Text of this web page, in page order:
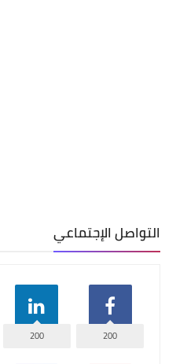
التواصل الإجتماعي
200
200